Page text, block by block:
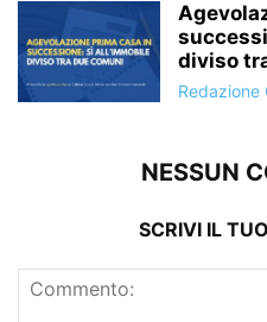
diviso
Redazione
NESSUN
SCRIVI IL